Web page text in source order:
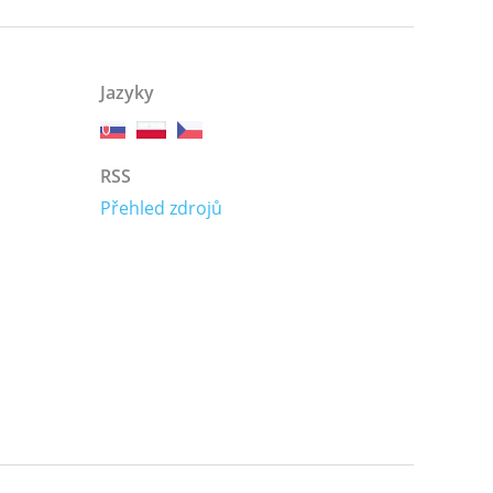
Jazyky
RSS
Přehled zdrojů